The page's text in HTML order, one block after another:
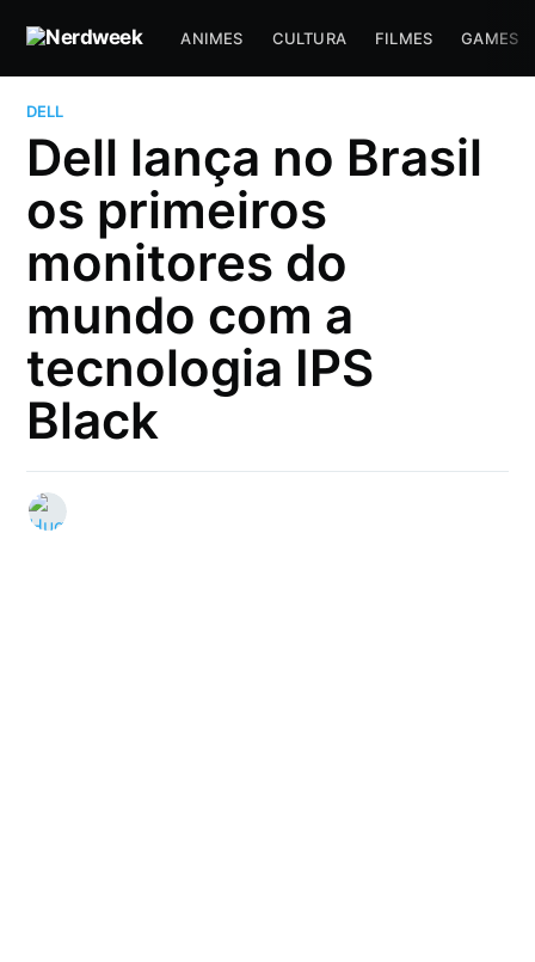
ANIMES CULTURA FILMES GAMES
DELL
Dell lança no Brasil
os primeiros
monitores do
mundo com a
tecnologia IPS
Black